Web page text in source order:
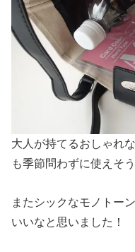
大人が持てるおしゃれ
も季節問わずに使えそ
またシックなモノトー
いいなと思いました！